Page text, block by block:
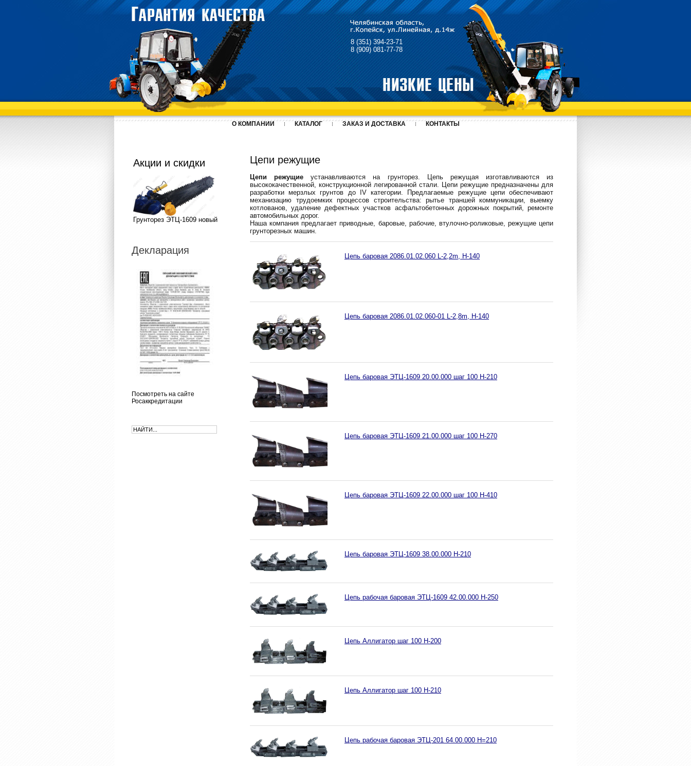
8 (351) 394-23-71
8 (909) 081-77-78
О КОМПАНИИ КАТАЛОГ ЗАКАЗ И ДОСТАВКА КОНТАКТЫ
Акции и скидки
Грунторез ЭТЦ-1609 новый
Декларация
Посмотреть на сайте
Росаккредитации
Цепи режущие
Цепи режущие устанавливаются на грунторез. Цепь режущая изготавливаются из
высококачественной, конструкционной легированной стали. Цепи режущие предназначены для
разработки мерзлых грунтов до IV категории. Предлагаемые режущие цепи обеспечивают
механизацию трудоемких процессов строительства: рытье траншей коммуникации, выемку
котлованов, удаление дефектных участков асфальтобетонных дорожных покрытий, ремонте
автомобильных дорог.
Наша компания предлагает приводные, баровые, рабочие, втулочно-роликовые, режущие цепи
грунторезных машин.
Цепь баровая 2086.01.02.060 L-2,2m, H-140
Цепь баровая 2086.01.02.060-01 L-2,8m, Н-140
Цепь баровая ЭТЦ-1609 20.00.000 шаг 100 H-210
Цепь баровая ЭТЦ-1609 21.00.000 шаг 100 H-270
Цепь баровая ЭТЦ-1609 22.00.000 шаг 100 H-410
Цепь баровая ЭТЦ-1609 38.00.000 H-210
Цепь рабочая баровая ЭТЦ-1609 42.00.000 H-250
Цепь Аллигатор шаг 100 H-200
Цепь Аллигатор шаг 100 H-210
Цепь рабочая баровая ЭТЦ-201 64.00.000 Н=210